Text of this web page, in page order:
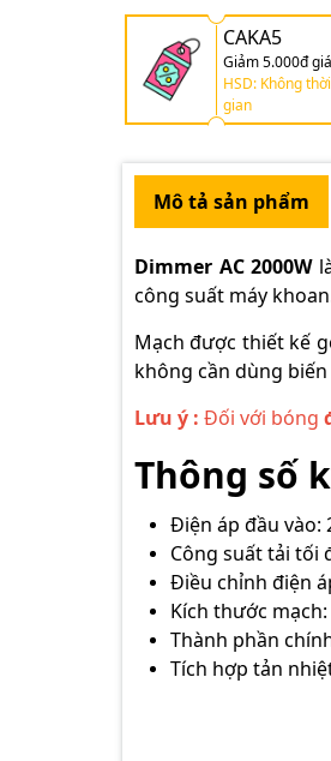
CAKA5
Giảm 5.000đ
HSD: Không thời
gian
Mô tả sản phẩm
Dimmer AC 2000W
công suất máy
Mạch được thiết kế
không cần dùng
Lưu ý : Đối với bóng
Thông số
Điện áp đầu vào:
Công suất tải tối
Điều chỉnh điện
Kích thước
Thành phần
Tích hợp tản